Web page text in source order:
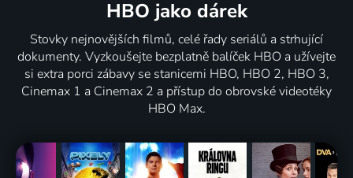
HBO jako dárek
Stovky nejnovějších filmů, celé řady seriálů a strhující
dokumenty. Vyzkoušejte bezplatně balíček HBO a užívejte
si extra porci zábavy se stanicemi HBO, HBO 2, HBO 3,
Cinemax 1 a Cinemax 2 a přístup do obrovské videotéky
HBO Max.